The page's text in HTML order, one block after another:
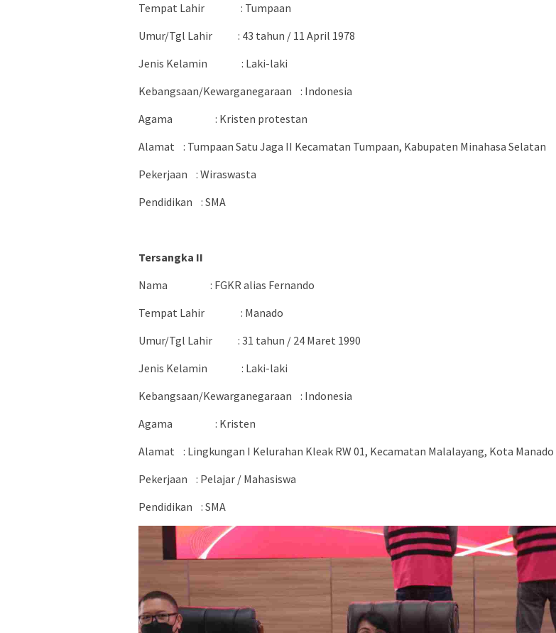
Tempat Lahir
: Tumpaan
Umur/Tgl Lahir
: 43 tahun / 11 April 1978
Jenis Kelamin
: Laki-laki
Kebangsaan/Kewarganegaraan
: Indonesia
Agama
: Kristen protestan
Alamat
: Tumpaan Satu Jaga II Kecamatan Tumpaan, Kabupaten Minahasa Selatan
Pekerjaan
: Wiraswasta
Pendidikan
: SMA
Tersangka II
Nama
: FGKR alias Fernando
Tempat Lahir
: Manado
Umur/Tgl Lahir
: 31 tahun / 24 Maret 1990
Jenis Kelamin
: Laki-laki
Kebangsaan/Kewarganegaraan
: Indonesia
Agama
: Kristen
Alamat
: Lingkungan I Kelurahan Kleak RW 01, Kecamatan Malalayang, Kota Manado
Pekerjaan
: Pelajar / Mahasiswa
Pendidikan
: SMA